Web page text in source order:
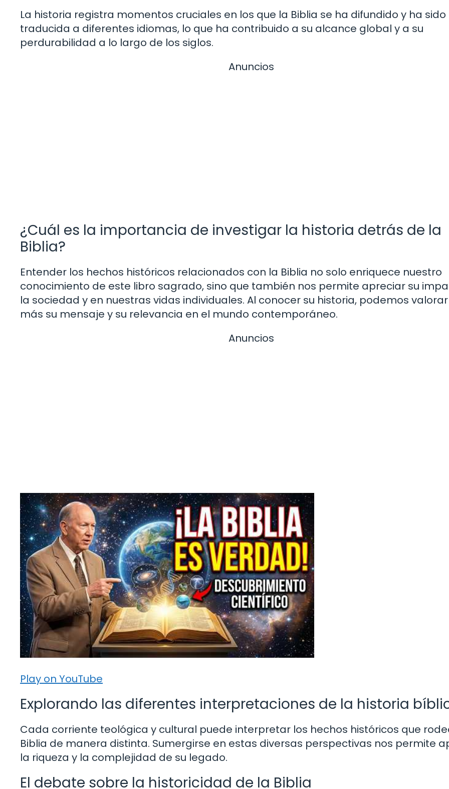
La historia registra momentos cruciales en los que la Biblia se ha difundido y ha sido
traducida a diferentes idiomas, lo que ha contribuido a su alcance global y a su
perdurabilidad a lo largo de los siglos.
Anuncios
¿Cuál es la importancia de investigar la historia detrás de la
Biblia?
Entender los hechos históricos relacionados con la Biblia no solo enriquece nuestro
conocimiento de este libro sagrado, sino que también nos permite apreciar su
la sociedad y en nuestras vidas individuales. Al conocer su historia, podemos
más su mensaje y su relevancia en el mundo contemporáneo.
Anuncios
Play on YouTube
Explorando las diferentes interpretaciones de la historia
Cada corriente teológica y cultural puede interpretar los hechos históricos que
Biblia de manera distinta. Sumergirse en estas diversas perspectivas nos permite
la riqueza y la complejidad de su legado.
El debate sobre la historicidad de la Biblia